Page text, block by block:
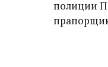
полиции